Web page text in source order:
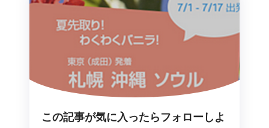
この記事が気に入ったらフォローしよ